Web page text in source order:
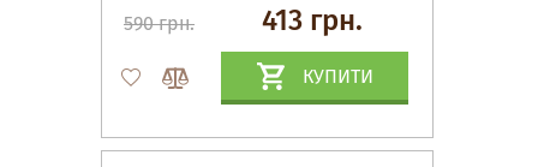
590 грн. 413 грн.
КУПИТИ